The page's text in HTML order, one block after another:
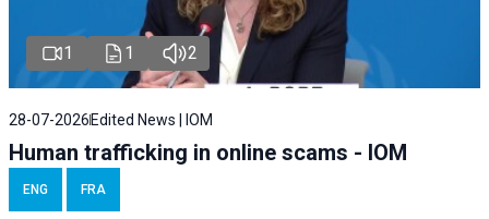
1 1 2
28-07-2026 Edited News | IOM
Human trafficking in online scams - IOM
ENG FRA